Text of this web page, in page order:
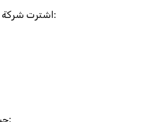
اشترت شركة بضاعة نقدًا بقيمة 5,000 ريال:
حساب المشتريات (مدين):